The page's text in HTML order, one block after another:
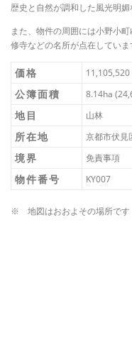
歴史と自然が調和した風光明媚
また、物件の周囲には小野小
修寺などの名所が点在していま
価格 11,105,520
公簿面積 8.14ha
地目 山林
所在地 京都市伏見
境界 免責事項
物件番号 KY007
※ 地図はおおよその場所です